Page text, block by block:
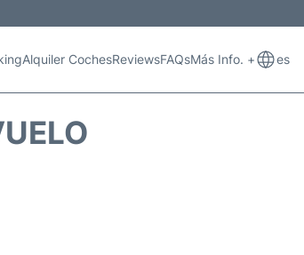
Alquiler CochesReviewsFAQsMás Info. + es